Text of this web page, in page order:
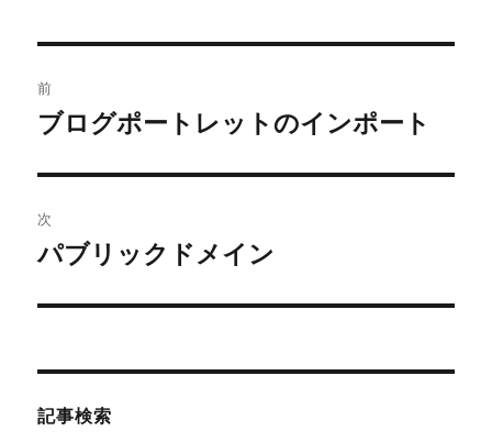
稿
ビ
ゲ
ー
前
前
投
稿:
ブログポートレットのインポート
次
次
投
パブリックドメイン
記事検索